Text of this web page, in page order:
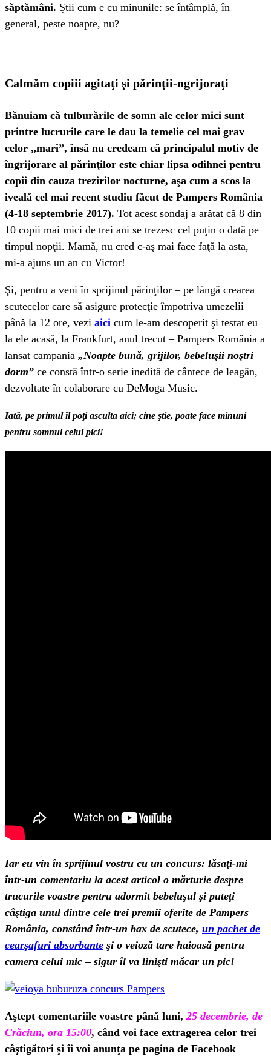
săptămâni. Ştii cum e cu minunile: se întâmplă, în
general, peste noapte, nu?
Calmăm copiii agitaţi şi părinţii-ngrijoraţi
Bănuiam că tulburările de somn ale celor mici sunt
printre lucrurile care le dau la temelie cel mai grav
celor „mari”, însă nu credeam că principalul motiv de
îngrijorare al părinţilor este chiar lipsa odihnei pentru
copii din cauza trezirilor nocturne, aşa cum a scos la
iveală cel mai recent studiu făcut de Pampers România
(4-18 septembrie 2017). Tot acest sondaj a arătat că 8 din
10 copii mai mici de trei ani se trezesc cel puţin o dată pe
timpul nopţii. Mamă, nu cred c-aş mai face faţă la asta,
mi-a ajuns un an cu Victor!
Şi, pentru a veni în sprijinul părinţilor – pe lângă crearea
scutecelor care să asigure protecţie împotriva umezelii
până la 12 ore, vezi aici cum le-am descoperit şi testat eu
la ele acasă, la Frankfurt, anul trecut – Pampers România a
lansat campania „Noapte bună, grijilor, bebeluşii noştri
dorm” ce constă într-o serie inedită de cântece de leagăn,
dezvoltate în colaborare cu DeMoga Music.
Iată, pe primul îl poţi asculta aici; cine ştie, poate face minuni
pentru somnul celui pici!
Iar eu vin în sprijinul vostru cu un concurs: lăsaţi-mi
într-un comentariu la acest articol o mărturie despre
trucurile voastre pentru adormit bebeluşul şi puteţi
câştiga unul dintre cele trei premii oferite de Pampers
România, constând într-un bax de scutece, un pachet de
cearşafuri absorbante şi o veioză tare haioasă pentru
camera celui mic – sigur îl va linişti măcar un pic!
Aştept comentariile voastre până luni, 25 decembrie, de
Crăciun, ora 15:00, când voi face extragerea celor trei
câştigători şi îi voi anunţa pe pagina de Facebook